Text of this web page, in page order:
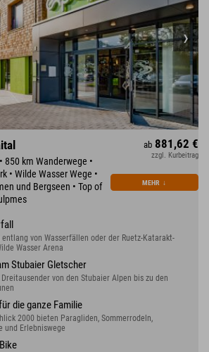
850 km Wanderwege •
• Wilde Wasser Wege •
und Bergseen • Top of
ab 881,62 €
zzgl. Kurbeitrag
MEHR ↓
von Wasserfällen oder der Ruetz-Katarakt-
Wasser Arena
Stubaier Gletscher
von den Stubaier Alpen bis zu den
die ganze Familie
2000 bieten Paragliden, Sommerrodeln,
und Erlebniswege